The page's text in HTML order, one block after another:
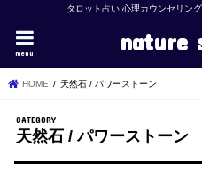
タロット占い 心理カウンセリン
nature
menu
HOME 天然石 / パワーストーン
天然石 / パワーストーン